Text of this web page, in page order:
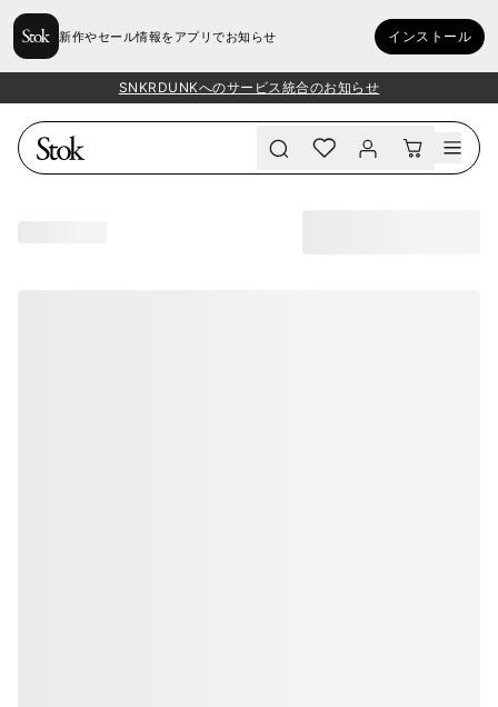
新作やセール情報をアプリでお知らせ インストール
SNKRDUNKへのサービス統合のお知らせ